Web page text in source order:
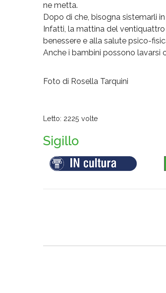
ne metta.
Dopo di che, bisogna sistemarli
Infatti, la mattina del
benessere e alla salute psico-
Anche i bambini possono lavarsi
Foto di Rosella Tarquini
Letto: 2225 volte
Sigillo